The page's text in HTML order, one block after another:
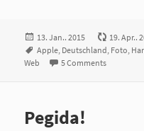
Veröffentlicht
am
13. Jan.. 2015 19. Apr..
Tags
Apple Deutschland Foto
Web
5 Comments
Pegida!